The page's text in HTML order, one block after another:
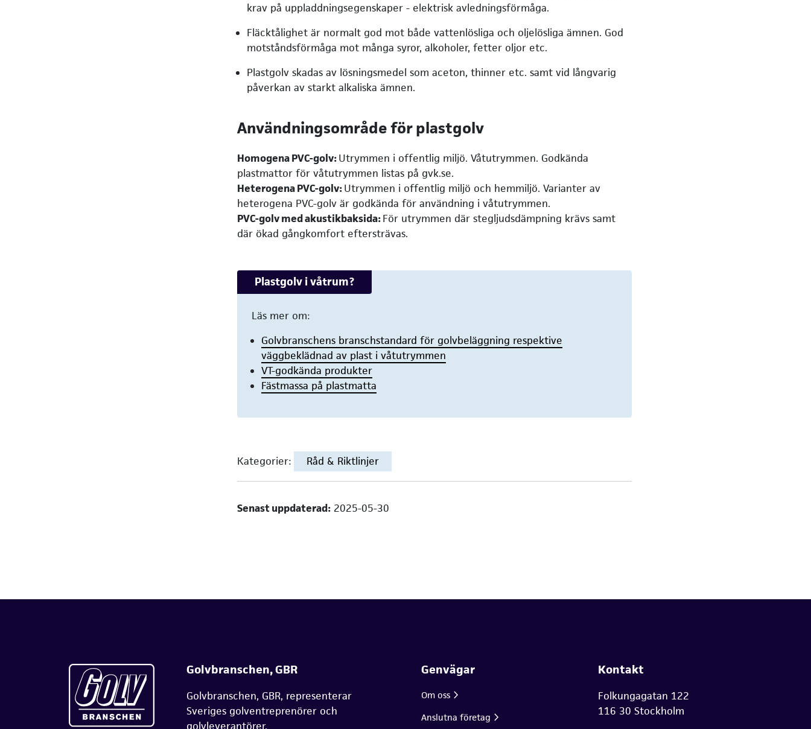
krav på uppladdningsegenskaper - elektrisk avledningsförmåga.
Fläcktålighet är normalt god mot både vattenlösliga och oljelösliga ämnen. God
motståndsförmåga mot många syror, alkoholer, fetter oljor etc.
Plastgolv skadas av lösningsmedel som aceton, thinner etc. samt vid långvarig
påverkan av starkt alkaliska ämnen.
Användningsområde för plastgolv
Homogena PVC-golv:Utrymmen i offentlig miljö. Våtutrymmen. Godkända
plastmattor för våtutrymmen listas på gvk.se.
Heterogena PVC-golv:Utrymmen i offentlig miljö och hemmiljö. Varianter av
heterogena PVC-golv är godkända för användning i våtutrymmen.
PVC-golv med akustikbaksida:För utrymmen där stegljudsdämpning krävs samt
där ökad gångkomfort eftersträvas.
Plastgolv i våtrum?
Läs mer om:
Golvbranschens branschstandard för golvbeläggning respektive
väggbeklädnad av plast i våtutrymmen
VT-godkända produkter
Fästmassa på plastmatta
Kategorier: Råd & Riktlinjer
Senast uppdaterad: 2025-05-30
Golvbranschen, GBR
Golvbranschen, GBR, representerar
Sveriges golventreprenörer och
golvleverantörer.
Genvägar
Om oss
Anslutna företag
Kontakt
Folkungagatan 122
116 30 Stockholm